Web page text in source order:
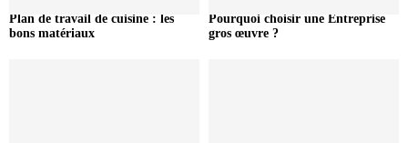
Plan de travail de cuisine : les
bons matériaux
Pourquoi choisir une Entreprise
gros œuvre ?